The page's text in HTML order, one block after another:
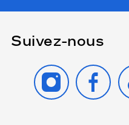
Suivez-nous
INSTAGRAM